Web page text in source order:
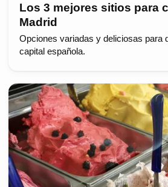
Los 3 mejores sitios para
Madrid
Opciones variadas y deliciosas para
capital española.